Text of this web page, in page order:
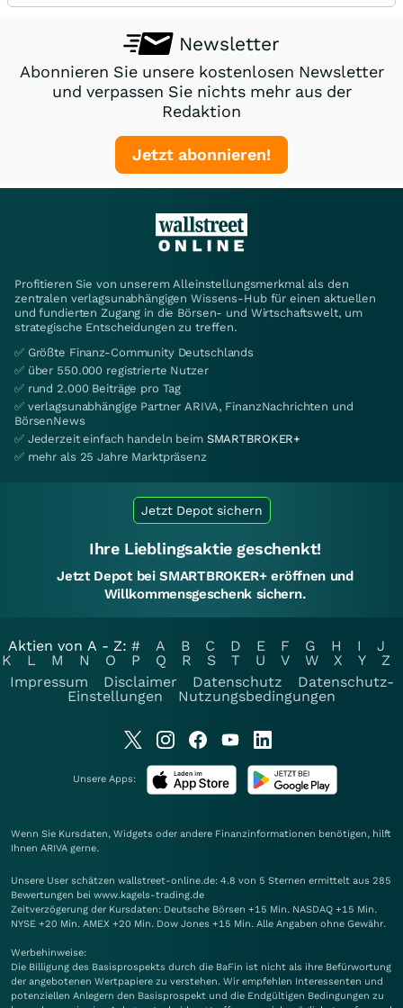
Newsletter
Abonnieren Sie unsere kostenlosen Newsletter
und verpassen Sie nichts mehr aus der
Redaktion
Jetzt abonnieren!
Profitieren Sie von unserem Alleinstellungsmerkmal als den
zentralen verlagsunabhängigen Wissens-Hub für einen aktuellen
und fundierten Zugang in die Börsen- und Wirtschaftswelt, um
strategische Entscheidungen zu treffen.
✅ Größte Finanz-Community Deutschlands
✅ über 550.000 registrierte Nutzer
✅ rund 2.000 Beiträge pro Tag
✅ verlagsunabhängige Partner ARIVA, FinanzNachrichten und
BörsenNews
✅ Jederzeit einfach handeln beim SMARTBROKER+
✅ mehr als 25 Jahre Marktpräsenz
Jetzt Depot sichern
Ihre Lieblingsaktie geschenkt!
Jetzt Depot bei SMARTBROKER+ eröffnen und
Willkommensgeschenk sichern.
Aktien von A - Z: # A B C D E F G H I
J
K
L M N O P Q R S T U V W X Y
Z
Impressum
Disclaimer Datenschutz
Datenschutz-
Einstellungen
Nutzungsbedingungen
Unsere Apps:
Wenn Sie Kursdaten, Widgets oder andere Finanzinformationen benötigen, hilft
Ihnen ARIVA gerne.
Unsere User schätzen wallstreet-online.de: 4.8 von 5 Sternen ermittelt aus 285
Bewertungen bei www.kagels-trading.de
Zeitverzögerung der Kursdaten: Deutsche Börsen +15 Min. NASDAQ +15 Min.
NYSE +20 Min. AMEX +20 Min. Dow Jones +15 Min. Alle Angaben ohne Gewähr.
Werbehinweise:
Die Billigung des Basisprospekts durch die BaFin ist nicht als ihre Befürwortung
der angebotenen Wertpapiere zu verstehen. Wir empfehlen Interessenten und
potenziellen Anlegern den Basisprospekt und die Endgültigen Bedingungen zu